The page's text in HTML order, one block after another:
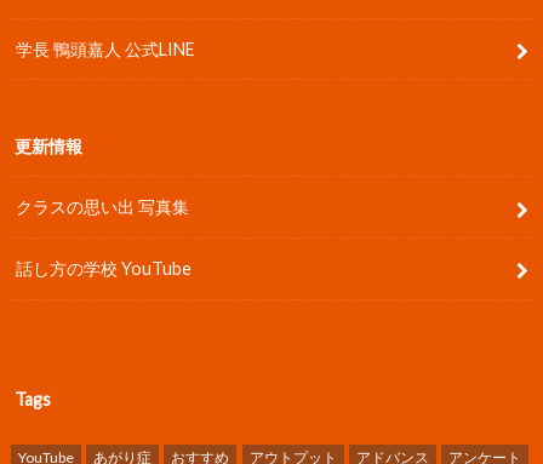
学長 鴨頭嘉人 公式LINE
更新情報
クラスの思い出 写真集
話し方の学校 YouTube
Tags
YouTube あがり症 おすすめ アウトプット アドバンス アンケート